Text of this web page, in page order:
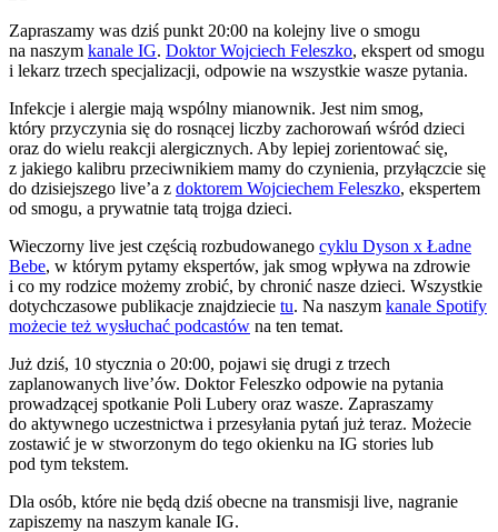
Zapraszamy was dziś punkt 20:00 na kolejny live o smogu
na naszym kanale IG. Doktor Wojciech Feleszko, ekspert od smogu
i lekarz trzech specjalizacji, odpowie na wszystkie wasze pytania.
Infekcje i alergie mają wspólny mianownik. Jest nim smog,
który przyczynia się do rosnącej liczby zachorowań wśród dzieci
oraz do wielu reakcji alergicznych. Aby lepiej zorientować się,
z jakiego kalibru przeciwnikiem mamy do czynienia, przyłączcie się
do dzisiejszego live’a z doktorem Wojciechem Feleszko, ekspertem
od smogu, a prywatnie tatą trojga dzieci.
Wieczorny live jest częścią rozbudowanego cyklu Dyson x Ładne
Bebe, w którym pytamy ekspertów, jak smog wpływa na zdrowie
i co my rodzice możemy zrobić, by chronić nasze dzieci. Wszystkie
dotychczasowe publikacje znajdziecie tu. Na naszym kanale Spotify
możecie też wysłuchać podcastów na ten temat.
Już dziś, 10 stycznia o 20:00, pojawi się drugi z trzech
zaplanowanych live’ów. Doktor Feleszko odpowie na pytania
prowadzącej spotkanie Poli Lubery oraz wasze. Zapraszamy
do aktywnego uczestnictwa i przesyłania pytań już teraz. Możecie
zostawić je w stworzonym do tego okienku na IG stories lub
pod tym tekstem.
Dla osób, które nie będą dziś obecne na transmisji live, nagranie
zapiszemy na naszym kanale IG.